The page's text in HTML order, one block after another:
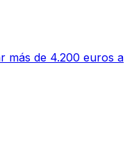
más de 4.200 euros a